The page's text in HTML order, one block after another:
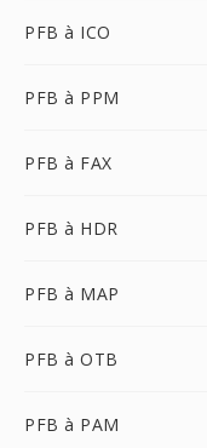
PFB à ICO
PFB à PPM
PFB à FAX
PFB à HDR
PFB à MAP
PFB à OTB
PFB à PAM